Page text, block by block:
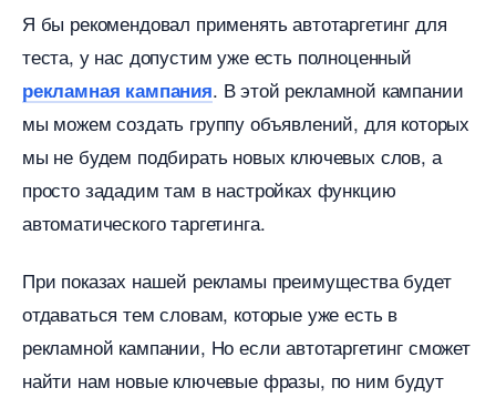
Я бы рекомендовал применять автотаргетинг для
теста, у нас допустим уже есть полноценный
рекламная кампания. В этой рекламной кампании
мы можем создать группу объявлений, для которых
мы не будем подбирать новых ключевых слов, а
просто зададим там в настройках функцию
автоматического таргетинга.
При показах нашей рекламы преимущества будет
отдаваться тем словам, которые уже есть
рекламной кампании, Но если автотаргетинг сможет
найти нам новые ключевые фразы, по ним будут